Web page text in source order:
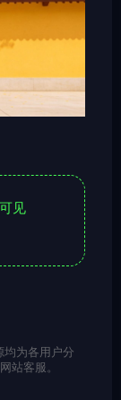
见
均为各用户分
站客服。